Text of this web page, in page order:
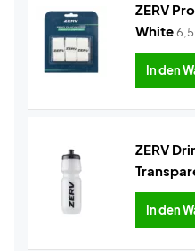
ZERV
White
In den
ZERV
In den